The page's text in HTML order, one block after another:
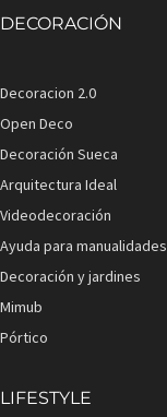
DECORACIÓN
Decoracion 2.0
Open Deco
Decoración Sueca
Arquitectura Ideal
Videodecoración
Ayuda para manualidades
Decoración y jardines
Mimub
Pórtico
LIFESTYLE